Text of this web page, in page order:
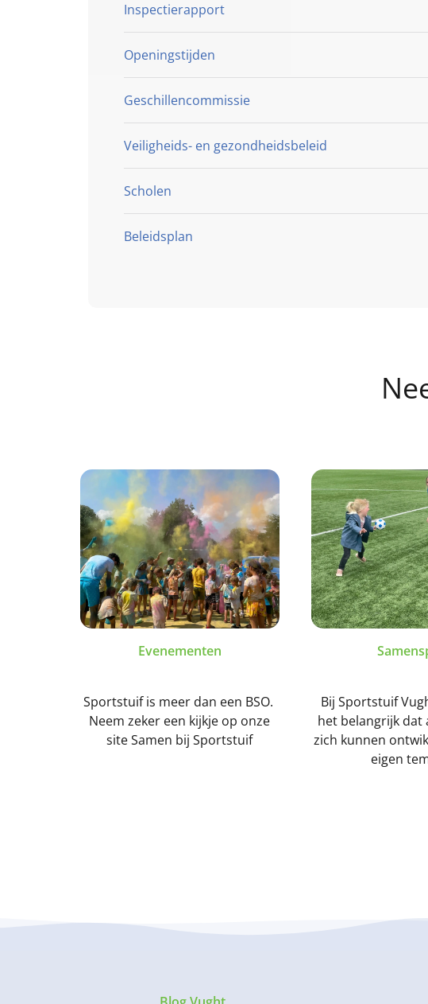
Klik hier
Inspectierapport
Klik hier
Openingstijden
Geschillencommissie
Veiligheids- en gezondheidsbeleid
Scholen
Basisschool De Springplank
IKC De Avonturier
Beleidsplan
Evenementen
Sportstuif is meer dan een BSO.
Neem zeker een kijkje op onze
site Samen bij Sportstuif
Bij Sportstuif
het belangrijk dat
zich kunnen
eigen